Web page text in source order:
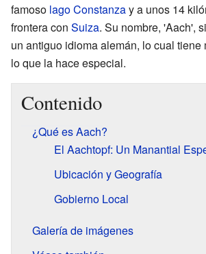
famoso lago Constanzay a unos 14
frontera con Suiza. Su nombre, 'Aach',
un antiguo idioma alemán, lo cual tiene
lo que la hace especial.
Contenido
¿Qué es Aach?
El Aachtopf: Un Manantial
Ubicación y Geografía
Gobierno Local
Galería de imágenes